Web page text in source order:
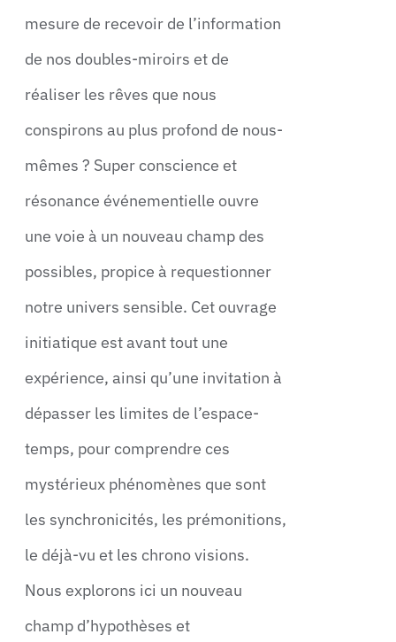
mesure de recevoir de l’information
de nos doubles-miroirs et de
réaliser les rêves que nous
conspirons au plus profond de nous-
mêmes ? Super conscience et
résonance événementielle ouvre
une voie à un nouveau champ des
possibles, propice à requestionner
notre univers sensible. Cet ouvrage
initiatique est avant tout une
expérience, ainsi qu’une invitation à
dépasser les limites de l’espace-
temps, pour comprendre ces
mystérieux phénomènes que sont
les synchronicités, les prémonitions,
le déjà-vu et les chrono visions.
Nous explorons ici un nouveau
champ d’hypothèses et